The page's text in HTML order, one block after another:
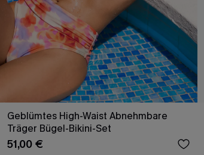
Geblümtes High-Waist Abnehmbare
Träger Bügel-Bikini-Set
51,00 €